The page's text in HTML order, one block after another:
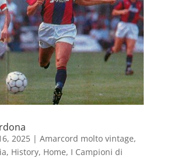
2025| Amarcord molto vintage,
, History, Home, I Campioni di